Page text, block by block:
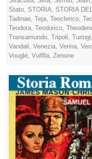
Stato STORIA STORIA
Tadinae Teja Teoclerico
Teodora Teodorico
Transamundo Tripoli Turingi
Vandali Venezia Verina
Vouglé Vulflla Zenone